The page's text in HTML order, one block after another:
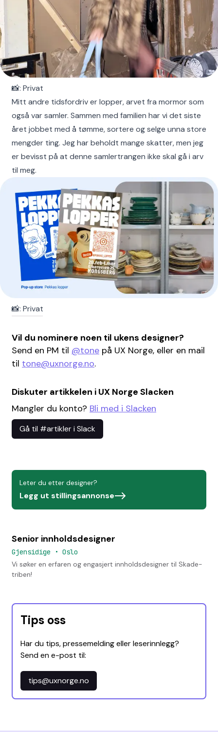
📸: Privat
Mitt andre tidsfordriv er lopper, arvet fra mormor som
også var samler. Sammen med familien har vi det siste
året jobbet med å tømme, sortere og selge unna store
mengder ting. Jeg har beholdt mange skatter, men jeg
er bevisst på at denne samlertrangen ikke skal gå i arv
til meg.
📸: Privat
Vil du nominere noen til ukens designer?
Send en PM til @tone på UX Norge, eller en mail
til tone@uxnorge.no.
Diskuter artikkelen i UX Norge Slacken
Mangler du konto? Bli med i Slacken
Gå til #artikler i Slack
Leter du etter designer?
Legg ut stillingsannonse
Senior innholdsdesigner
Gjensidige • Oslo
Vi søker en erfaren og engasjert innholdsdesigner til Skade-
triben!
Tips oss
Har du tips, pressemelding eller leserinnlegg?
Send en e-post til:
tips@uxnorge.no